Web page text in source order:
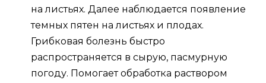
на листьях. Далее наблюдается появление
темных пятен на листьях и плодах.
Грибковая болезнь быстро
распространяется в сырую, пасмурную
погоду. Помогает обработка раствором